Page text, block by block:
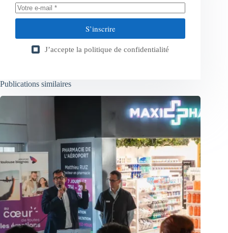
S’inscrire
J’accepte la politique de confidentialité
Publications similaires